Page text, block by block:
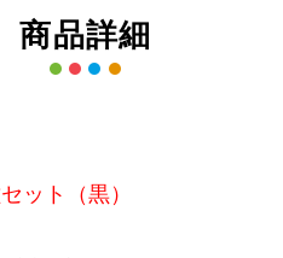
商品詳細
ット（黒）